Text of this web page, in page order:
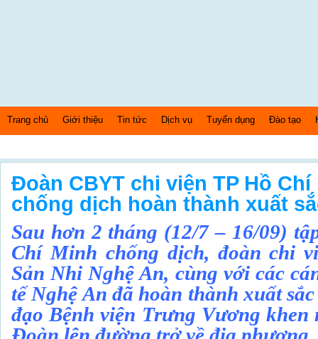
Trang chủ Giới thiệu Tin tức Dịch vụ Tuyển dụng Đào tạo
Đoàn CBYT chi viện TP Hồ
chống dịch hoàn thành xuất
Sau hơn 2 tháng (12/7 – 16/09)
Chí Minh chống dịch, đoàn chi
Sản Nhi Nghệ An, cùng với các
tế Nghệ An đã hoàn thành xuất
đạo Bệnh viện Trưng Vương khen